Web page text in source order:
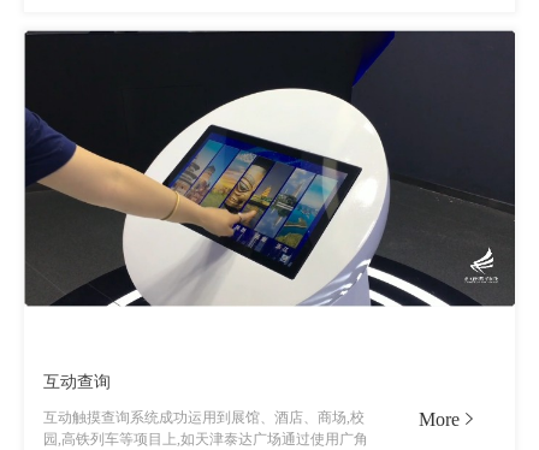
互动查询
互动触摸查询系统成功运用到展馆、酒店、商场,校
园,高铁列车等项目上,如天津泰达广场通过使用广角
More